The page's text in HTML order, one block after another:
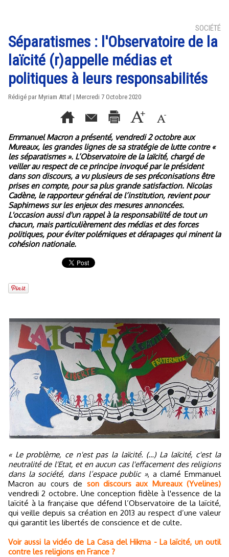
SOCIÉTÉ
Séparatismes : l'Observatoire de la
laïcité (r)appelle médias et
politiques à leurs responsabilités
Rédigé par Myriam Attaf | Mercredi 7 Octobre 2020
Emmanuel Macron a présenté, vendredi 2 octobre aux
Mureaux, les grandes lignes de sa stratégie de lutte contre «
les séparatismes ». L’Observatoire de la laïcité, chargé de
veiller au respect de ce principe invoqué par le président
dans son discours, a vu plusieurs de ses préconisations être
prises en compte, pour sa plus grande satisfaction. Nicolas
Cadène, le rapporteur général de l’institution, revient pour
Saphirnews sur les enjeux des mesures annoncées.
L'occasion aussi d'un rappel à la responsabilité de tout un
chacun, mais particulièrement des médias et des forces
politiques, pour éviter polémiques et dérapages qui minent la
cohésion nationale.
« Le problème, ce n'est pas la laïcité. (…) La laïcité, c'est la
neutralité de l'Etat, et en aucun cas l'effacement des religions
dans la société, dans l’espace public », a clamé Emmanuel
Macron au cours de son discours aux Mureaux (Yvelines)
vendredi 2 octobre. Une conception fidèle à l'essence de la
laïcité à la française que défend l’Observatoire de la laïcité,
qui veille depuis sa création en 2013 au respect d’une valeur
qui garantit les libertés de conscience et de culte.
Voir aussi la vidéo de La Casa del Hikma - La laïcité, un outil
contre les religions en France ?